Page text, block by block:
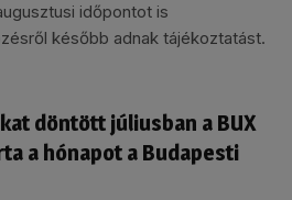
időpontot is
később adnak tájékoztatást.
döntött júliusban a BUX
a hónapot a Budapesti